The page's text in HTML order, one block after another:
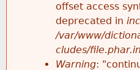
offset access
deprecated in
/var/www/
cludes/
Warning: